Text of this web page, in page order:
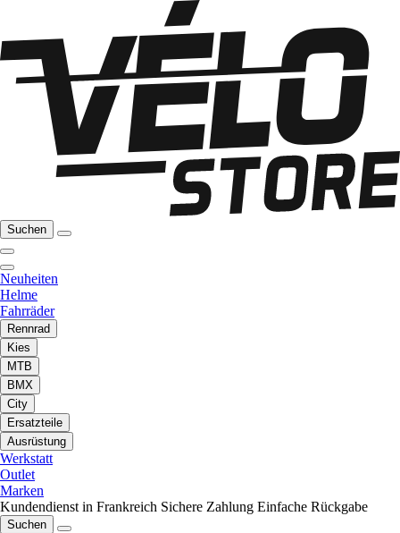
Suchen
Neuheiten
Helme
Fahrräder
Rennrad
Kies
MTB
BMX
City
Ersatzteile
Ausrüstung
Werkstatt
Outlet
Marken
Kundendienst in Frankreich Sichere Zahlung Einfache Rückgabe
Suchen